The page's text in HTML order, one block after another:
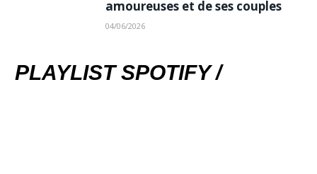
amoureuses et de ses couples
04/06/2026
PLAYLIST SPOTIFY /